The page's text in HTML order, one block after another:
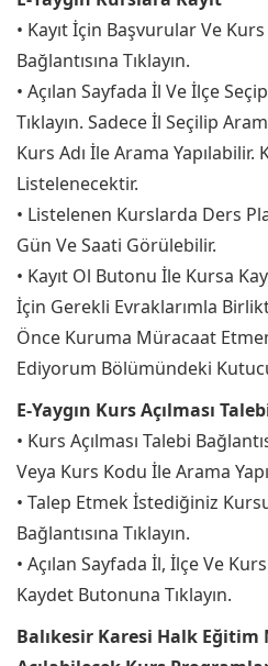
• Kayıt İçin Başvurular Ve
Bağlantısına Tıklayın.
• Açılan Sayfada İl Ve İlçe
Tıklayın. Sadece İl Seçilip
Kurs Adı İle Arama Yapılabilir.
Listelenecektir.
• Listelenen Kurslarda Ders
Gün Ve Saati Görülebilir.
• Kayıt Ol Butonu İle Kursa
İçin Gerekli Evraklarımla
Önce Kuruma Müracaat
Ediyorum Bölümündeki
E-Yaygın Kurs Açılması
• Kurs Açılması Talebi
Veya Kurs Kodu İle Arama
• Talep Etmek İstediğiniz
Bağlantısına Tıklayın.
• Açılan Sayfada İl, İlçe Ve
Kaydet Butonuna Tıklayın.
Balıkesir Karesi Halk Eğitim